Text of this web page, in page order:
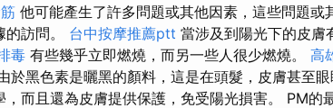
他可能產生了許多問題或其他因素，這些問題
訪問。 台中按摩推薦ptt 當涉及到陽光下的皮膚
毒 有些幾乎立即燃燒，而另一些人很少燃燒。 高
於黑色素是曬黑的顏料，這是在頭髮，皮膚甚至眼
，而且還為皮膚提供保護，免受陽光損害。 PM的